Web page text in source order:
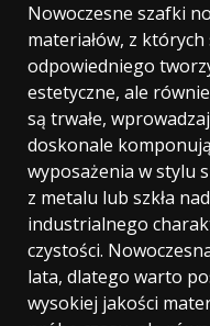
Nowoczesne szafki
materiałów, z
odpowiedniego
estetyczne, ale
są trwałe,
doskonale
wyposażenia w stylu
z metalu lub szkła
industrialnego
czystości.
lata, dlatego warto
wysokiej jakości